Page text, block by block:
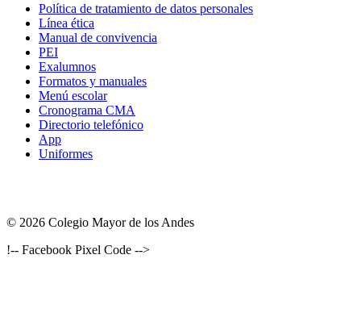
Política de tratamiento de datos personales
Línea ética
Manual de convivencia
PEI
Exalumnos
Formatos y manuales
Menú escolar
Cronograma CMA
Directorio telefónico
App
Uniformes
© 2026 Colegio Mayor de los Andes
!-- Facebook Pixel Code -->